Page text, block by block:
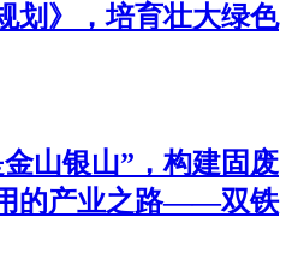
划》，培育壮大绿色
山银山”，构建固废
的产业之路——双铁